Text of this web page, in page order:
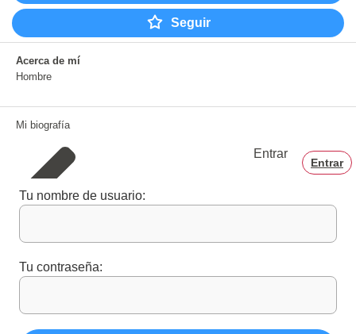
Seguir
Acerca de mí
Hombre
Mi biografía
Entrar
Entrar
Tu nombre de usuario:
Tu contraseña: